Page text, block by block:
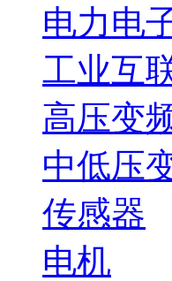
电力电
工业互
高压变
中低压
传感器
电机